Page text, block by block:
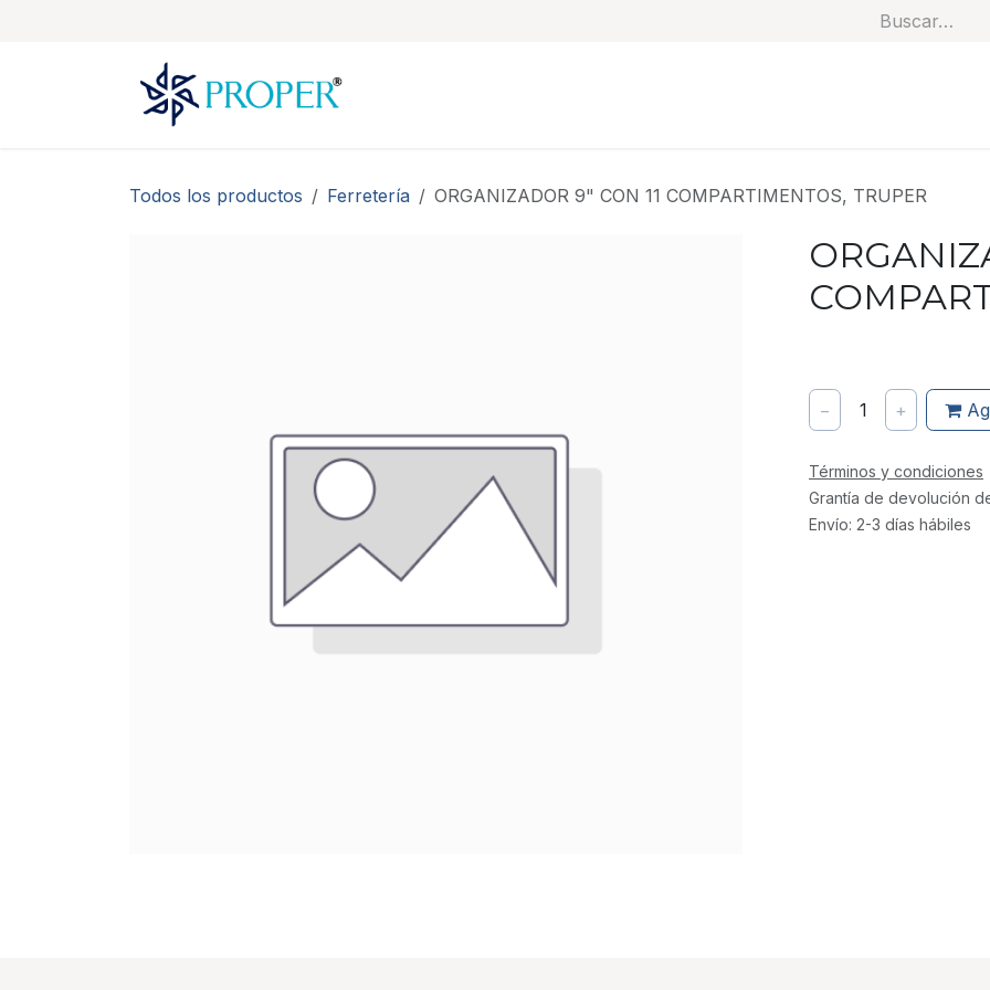
Todos los productos Ferretería ORGANIZADOR 9" CON 11 COMPARTIMENTOS, TRUPER
− 1 +
Términos y condiciones
Grantía de devolución
Envío: 2-3 días hábiles